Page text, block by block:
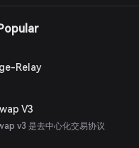
Relay
V3
v3 是去中心化交易协议